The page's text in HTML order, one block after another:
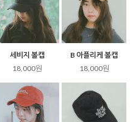
세비지 볼캡
18,000원
B 아플리케 볼캡
18,000원